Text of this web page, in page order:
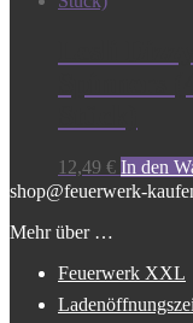
12,49 € In den
shop@feuerwerk-
Mehr über …
Feuerwerk XXL